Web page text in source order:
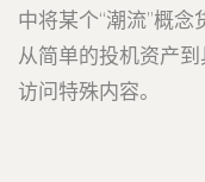
中将某个“潮流”概
从简单的投机资产
访问特殊内容。